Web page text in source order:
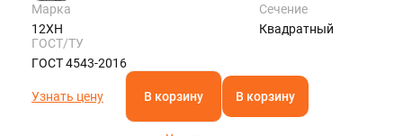
Марка
12ХН
Сечение
Квадратный
ГОСТ/ТУ
ГОСТ 4543-2016
Узнать цену В корзину В корзину